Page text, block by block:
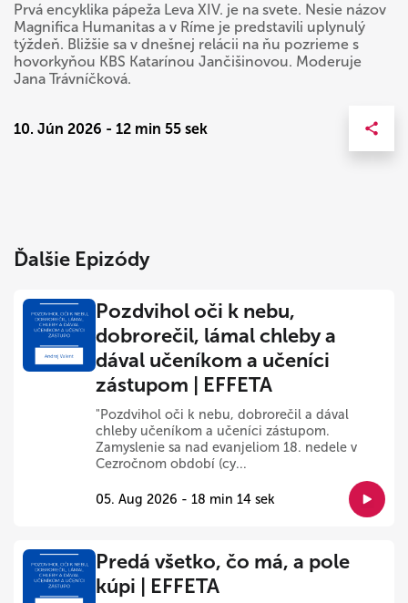
Prvá encyklika pápeža Leva XIV. je na svete. Nesie názov
Magnifica Humanitas a v Ríme je predstavili uplynulý
týždeň. Bližšie sa v dnešnej relácii na ňu pozrieme s
hovorkyňou KBS Katarínou Jančišinovou. Moderuje
Jana Trávníčková.
10. Jún 2026 - 12 min 55 sek
Ďalšie Epizódy
Pozdvihol oči k nebu,
dobrorečil, lámal chleby a
dával učeníkom a učeníci
zástupom | EFFETA
"Pozdvihol oči k nebu, dobrorečil a dával
chleby učeníkom a učeníci zástupom.
Zamyslenie sa nad evanjeliom 18. nedele v
Cezročnom období (cy...
05. Aug 2026 - 18 min 14 sek
Predá všetko, čo má, a pole
kúpi | EFFETA